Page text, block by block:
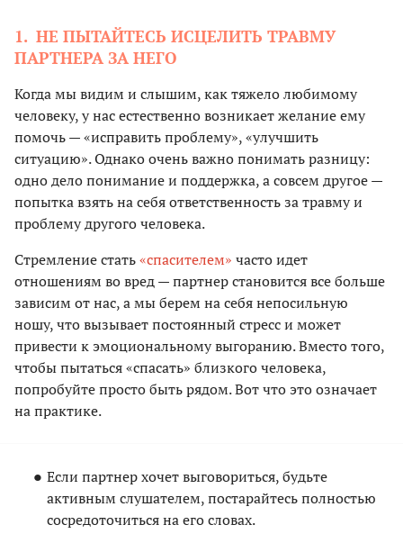
1. НЕ ПЫТАЙТЕСЬ ИСЦЕЛИТЬ ТРАВМУ
ПАРТНЕРА ЗА НЕГО
Когда мы видим и слышим, как тяжело любимому
человеку, у нас естественно возникает желание ему
помочь — «исправить проблему», «улучшить
ситуацию». Однако очень важно понимать разницу:
одно дело понимание и поддержка, а совсем другое —
попытка взять на себя ответственность за травму и
проблему другого человека.
Стремление стать«спасителем» часто идет
отношениям во вред — партнер становится все больше
зависим от нас, а мы берем на себя непосильную
ношу, что вызывает постоянный стресс и может
привести к эмоциональному выгоранию. Вместо того,
чтобы пытаться «спасать» близкого человека,
попробуйте просто быть рядом. Вот что это означает
на практике.
Если партнер хочет выговориться, будьте
активным слушателем, постарайтесь полностью
сосредоточиться на его словах.